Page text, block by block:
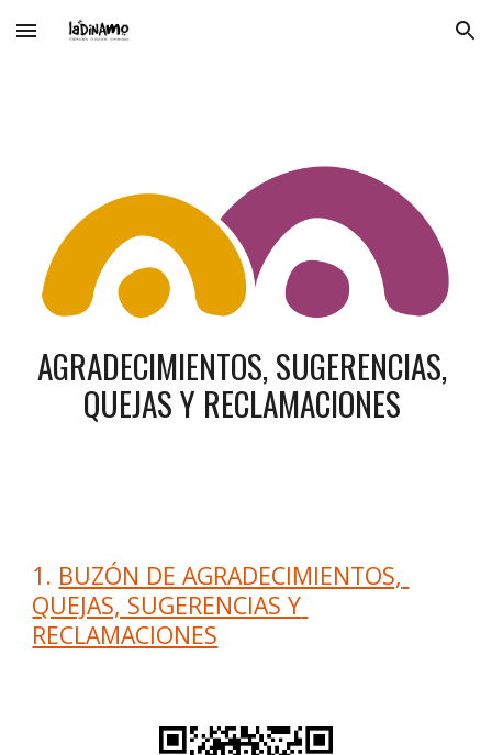
Skip to main content Skip to navigation
AGRADECIMIENTOS, SUGERENCIAS,
QUEJAS Y RECLAMACIONES
1. BUZÓN DE AGRADECIMIENTOS,
QUEJAS, SUGERENCIAS Y
RECLAMACIONES